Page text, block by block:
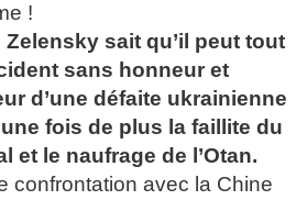
!
sait qu’il peut tout
sans honneur et
d’une défaite ukrainienne
fois de plus la faillite du
et le naufrage de l’Otan.
confrontation avec la Chine